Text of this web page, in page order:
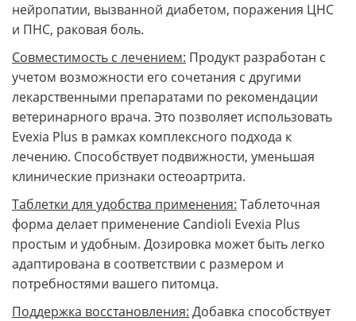
нейропатии, вызванной диабетом, поражения ЦНС
и ПНС, раковая боль.
Совместимость с лечением: Продукт разработан с
учетом возможности его сочетания с другими
лекарственными препаратами по рекомендации
ветеринарного врача. Это позволяет использовать
Evexia Plus в рамках комплексного подхода к
лечению. Способствует подвижности, уменьшая
клинические признаки остеоартрита.
Таблетки для удобства применения: Таблеточная
форма делает применение Candioli Evexia Plus
простым и удобным. Дозировка может быть легко
адаптирована в соответствии с размером и
потребностями вашего питомца.
Поддержка восстановления: Добавка способствует